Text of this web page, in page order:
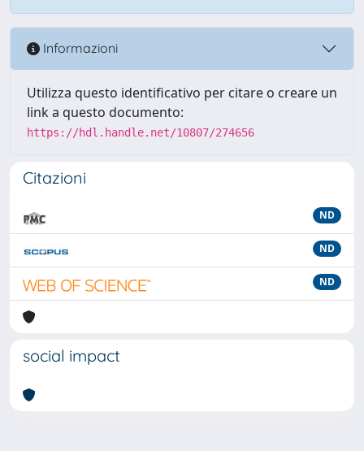
Informazioni
Utilizza questo identificativo per citare o creare un
link a questo documento:
https://hdl.handle.net/10807/274656
Citazioni
ND
ND
ND
social impact